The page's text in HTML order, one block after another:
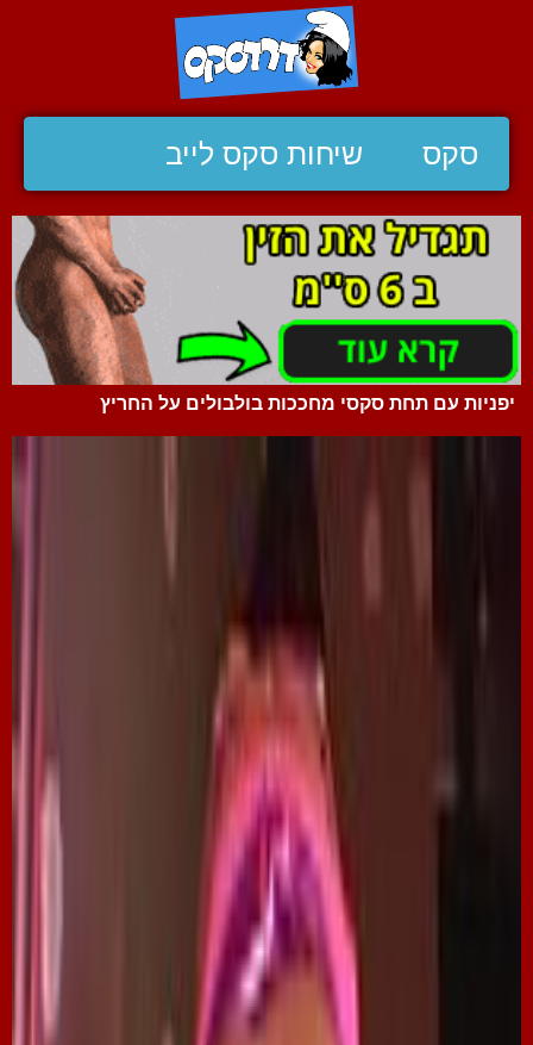
סקס שיחות סקס לייב
יפניות עם תחת סקסי מחככות בולבולים על החריץ